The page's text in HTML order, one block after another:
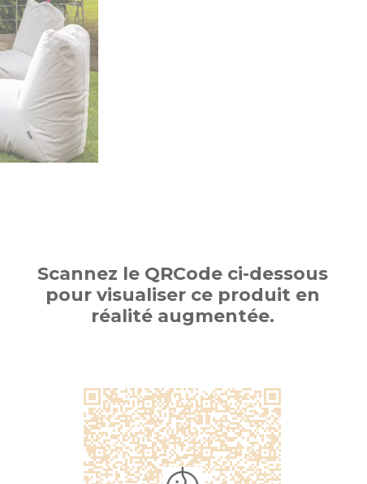
Scannez le QRCode ci-dessous
pour visualiser ce produit en
réalité augmentée.